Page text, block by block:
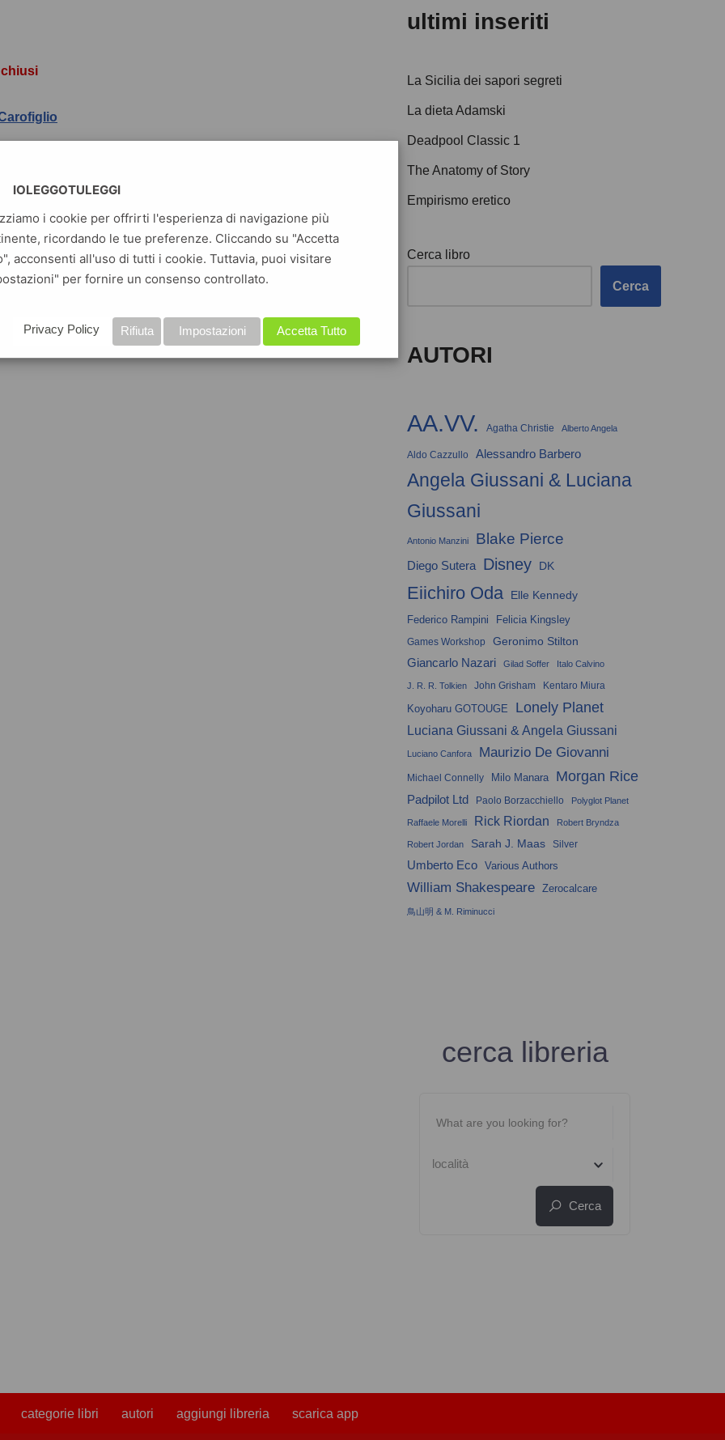
legal thriller, dopo l’esordio sorprendente di Testimone
(sei edizioni in un anno). Un’odiosa persecuzione, una
dominio avvinghia una giovane: tra i guai della vita e i
tribunali, l’avvocato Guerrieri assume la difesa.
ultimi inseriti
La Sicilia dei sapori segreti
La dieta Adamski
Deadpool Classic 1
The Anatomy of Story
Empirismo eretico
Cerca libro
Cerca
AUTORI
AA.VV. Agatha Christie Alberto Angela
Aldo Cazzullo Alessandro Barbero
Angela Giussani & Luciana
Giussani
Antonio Manzini Blake Pierce
Diego Sutera Disney DK
Eiichiro Oda Elle Kennedy
Federico Rampini
Felicia Kingsley
Games Workshop
Geronimo Stilton
Giancarlo Nazari
Gilad Soffer Italo Calvino
J. R. R. Tolkien John Grisham Kentaro Miura
Koyoharu GOTOUGE Lonely Planet
Luciana Giussani & Angela Giussani
Luciano Canfora Maurizio De Giovanni
Michael Connelly Milo Manara Morgan Rice
Padpilot Ltd Paolo Borzacchiello Polyglot Planet
Raffaele Morelli Rick Riordan Robert Bryndza
Robert Jordan Sarah J. Maas Silver
Umberto Eco Various Authors
William Shakespeare Zerocalcare
鳥山明 & M. Riminucci
cerca libreria
località
Cerca
categorie libri autori aggiungi libreria scarica app
IOLEGGOTULEGGI
i cookie per offrirti l'esperienza di navigazione più
ricordando le tue preferenze. Cliccando su "Accetta
acconsenti all'uso di tutti i cookie. Tuttavia, puoi visitare
per fornire un consenso controllato.
Accetta Tutto
Impostazioni
Rifiuta
Privacy Policy